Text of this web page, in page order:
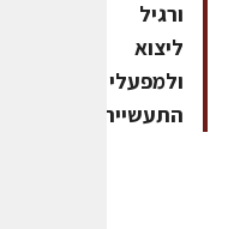
ורגיל
ליצוא
ולמפעלי
התעשייה